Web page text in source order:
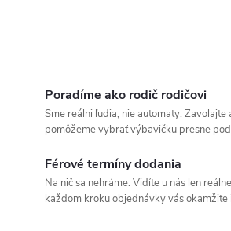
Poradíme ako rodič rodičovi
Sme reálni ľudia, nie automaty.
pomôžeme vybrať výbavičku presne
Férové termíny dodania
Na nič sa nehráme. Vidíte u nás len
každom kroku objednávky vás okamžite